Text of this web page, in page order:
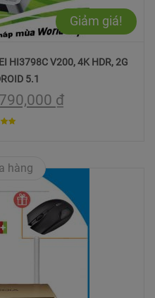
Giảm giá!
HI3798C V200, 4K HDR, 2G
5.1
₫
hàng